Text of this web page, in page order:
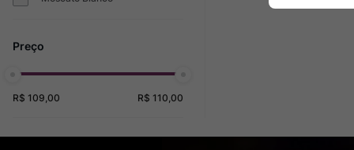
R$ 109,00 R$ 110,00